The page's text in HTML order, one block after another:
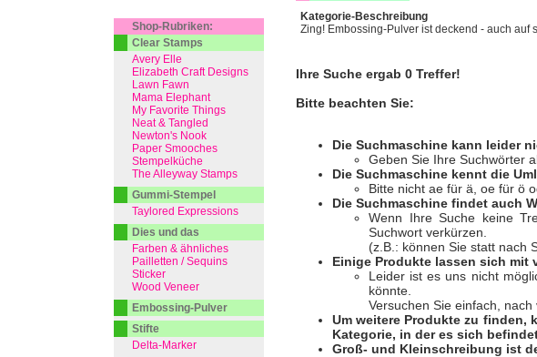
Kategorie-Beschreibung
Zing! Embossing-Pulver ist deckend - auch
Ihre Suche ergab 0 Treffer!
Bitte beachten Sie:
Die Suchmaschine kann leider
Geben Sie Ihre Suchwörter
Die Suchmaschine kennt die
Bitte nicht ae für ä, oe für ö
Die Suchmaschine findet auch
Wenn Ihre Suche keine
Suchwort verkürzen.
(z.B.: können Sie statt nach
Einige Produkte lassen sich mit
Leider ist es uns nicht
könnte.
Versuchen Sie einfach,
Um weitere Produkte zu finden,
Kategorie, in der es sich
Groß- und Kleinschreibung ist
Shop-Rubriken:
Clear Stamps
Avery Elle
Elizabeth Craft Designs
Lawn Fawn
Mama Elephant
My Favorite Things
Neat & Tangled
Newton's Nook
Paper Smooches
Stempelküche
The Alleyway Stamps
Gummi-Stempel
Taylored Expressions
Dies und das
Farben & ähnliches
Pailletten / Sequins
Sticker
Wood Veneer
Embossing-Pulver
Stifte
Delta-Marker